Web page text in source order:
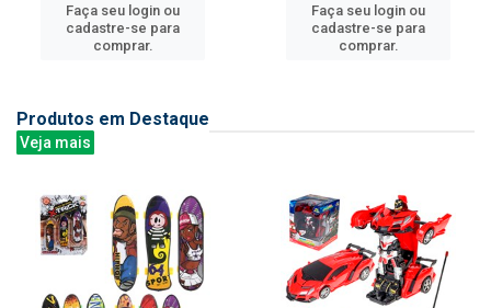
Faça seu login ou
cadastre-se para
comprar.
Faça seu login ou
cadastre-se para
comprar.
Produtos em Destaque
Veja mais